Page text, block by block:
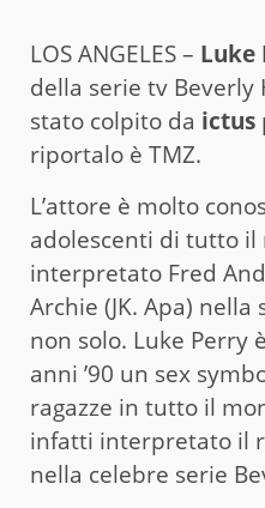
LOS ANGELES – Luke
della serie tv Beverly
stato colpito da ictus
riportalo è TMZ.
L’attore è molto
adolescenti di tutto
interpretato Fred
Archie (JK. Apa)
non solo. Luke Perry
anni ’90 un sex
ragazze in tutto il
infatti interpretato il
nella celebre serie